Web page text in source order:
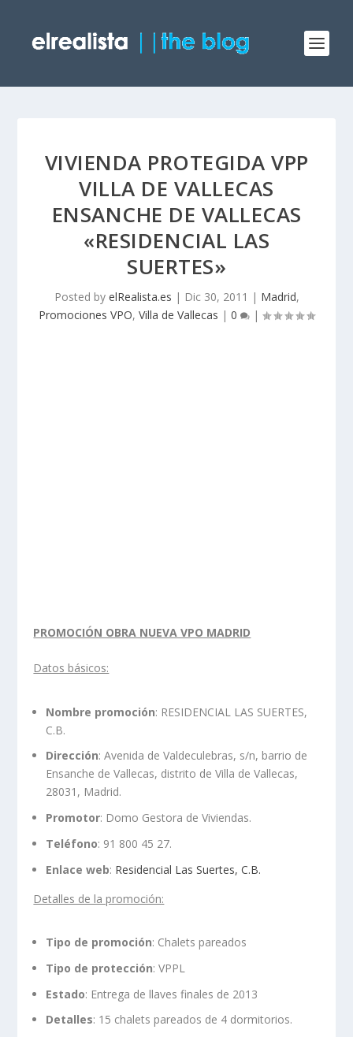
VIVIENDA PROTEGIDA VPP
VILLA DE VALLECAS
ENSANCHE DE VALLECAS
«RESIDENCIAL LAS
SUERTES»
Posted by elRealista.es | Dic 30, 2011 | Madrid,
Promociones VPO, Villa de Vallecas | 0 |
PROMOCIÓN OBRA NUEVA VPO MADRID
Datos básicos:
Nombre promoción: RESIDENCIAL LAS SUERTES,
C.B.
Dirección: Avenida de Valdeculebras, s/n, barrio de
Ensanche de Vallecas, distrito de Villa de Vallecas,
28031, Madrid.
Promotor: Domo Gestora de Viviendas.
Teléfono: 91 800 45 27.
Enlace web: Residencial Las Suertes, C.B.
Detalles de la promoción:
Tipo de promoción: Chalets pareados
Tipo de protección: VPPL
Estado: Entrega de llaves finales de 2013
Detalles: 15 chalets pareados de 4 dormitorios.